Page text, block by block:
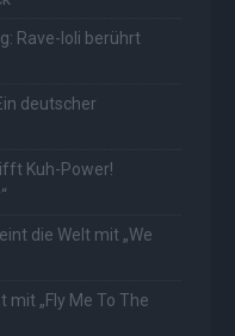
Rave-Ioli berührt
deutscher
Kuh-Power!
die Welt mit „We
mit „Fly Me To The